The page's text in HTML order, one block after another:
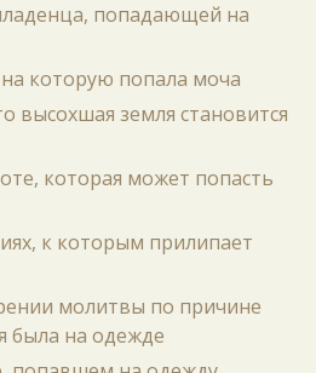
попадающей на
на которую попала моча
высохшая земля становится
которая может попасть
к которым прилипает
молитвы по причине
была на одежде